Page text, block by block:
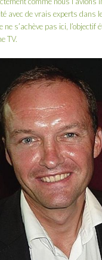
avec de vrais experts dans
s’achève pas ici, l’objectif
TV.